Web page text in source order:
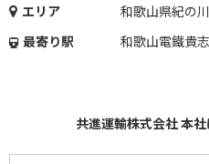
エリア
和歌山県紀の
最寄り駅
和歌山電鐵貴
共進運輸株式会社 本